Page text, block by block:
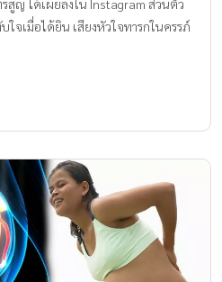
ญ ได้เผยลงใน Instagram ส่วนตัว
จเมื่อได้ยิน เสียงหัวใจทารกในครรภ์